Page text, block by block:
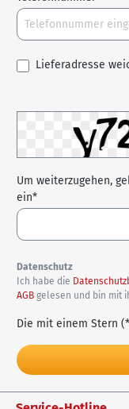
Lieferadresse
Um weiterzugehen,
ein*
Datenschutz
Ich habe die
AGB gelesen und bin mit
Die mit einem Stern